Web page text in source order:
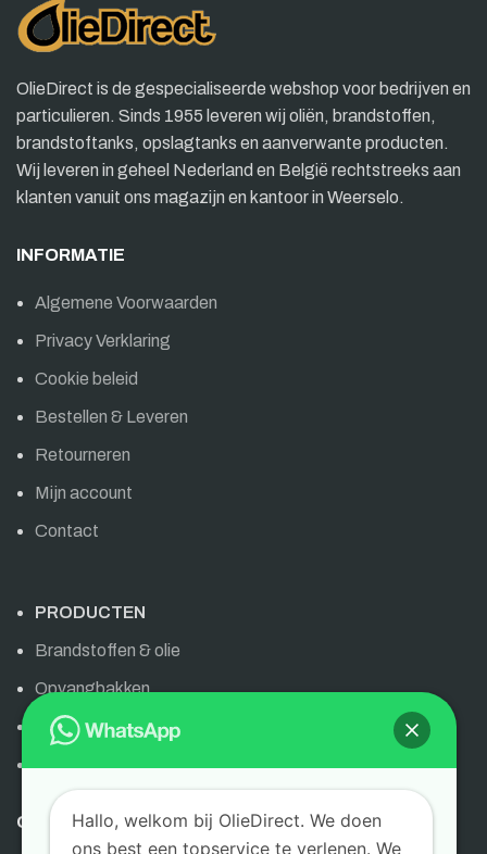
OlieDirect is de gespecialiseerde webshop voor bedrijven en
particulieren. Sinds 1955 leveren wij oliën, brandstoffen,
brandstoftanks, opslagtanks en aanverwante producten.
Wij leveren in geheel Nederland en België rechtstreeks aan
klanten vanuit ons magazijn en kantoor in Weerselo.
INFORMATIE
Algemene Voorwaarden
Privacy Verklaring
Cookie beleid
Bestellen & Leveren
Retourneren
Mijn account
Contact
PRODUCTEN
Brandstoffen & olie
Opvangbakken
Olie & brandstoffen
AdBlue
OLIEDIRECTHallo, welkom bij OlieDirect. We doen
ons best een topservice te verlenen. We